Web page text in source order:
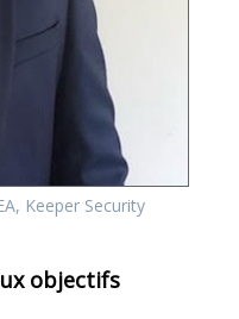
Keeper Security
objectifs